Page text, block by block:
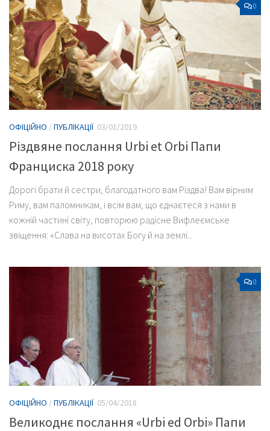
0
ОФІЦІЙНО /ПУБЛІКАЦІЇ 03/01/2019
Різдвяне послання Urbi et Orbi Папи
Франциска 2018 року
Дорогі брати й сестри, благодатного вам Різдва! Вам вірним
Риму, вам паломникам, і всім вам, що єднаєтеся з нами в
кожній частині світу, повторюю радісне Вифлеємське
звіщення: «Слава на висотах Богу й на землі...
0
ОФІЦІЙНО /ПУБЛІКАЦІЇ 05/04/2018
Великоднє послання «Urbi ed Orbi» Папи